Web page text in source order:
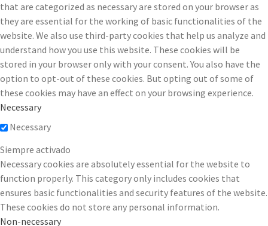
that are categorized as necessary are stored on your browser as
they are essential for the working of basic functionalities of the
website. We also use third-party cookies that help us analyze and
understand how you use this website. These cookies will be
stored in your browser only with your consent. You also have the
option to opt-out of these cookies. But opting out of some of
these cookies may have an effect on your browsing experience.
Necessary
Necessary
Siempre activado
Necessary cookies are absolutely essential for the website to
function properly. This category only includes cookies that
ensures basic functionalities and security features of the website.
These cookies do not store any personal information.
Non-necessary